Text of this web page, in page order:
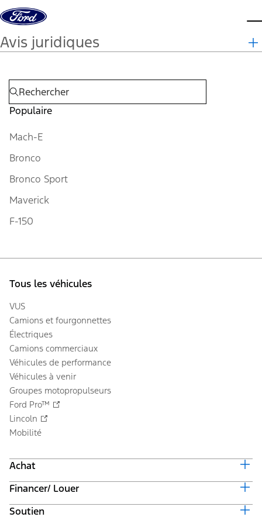
Aller au contenu
Avis juridiques
Populaire
Mach-E
Bronco
Bronco Sport
Maverick
F-150
Tous les véhicules
VUS
Camions et fourgonnettes
Électriques
Camions commerciaux
Véhicules de performance
Véhicules à venir
Groupes motopropulseurs
Ford Pro™
Lincoln
Mobilité
Achat
Équiper et obtenir un prix
Offres en cours
Suivi de commande automobile
Financer/ Louer
Valeur du véhicule d'échange
Soutien